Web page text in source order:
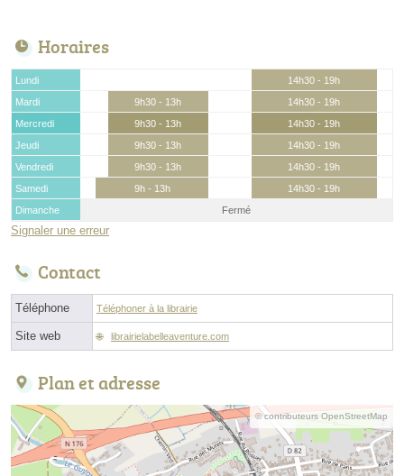
Horaires
Lundi
14h30 - 19h
Mardi
9h30 - 13h
14h30 - 19h
Mercredi
9h30 - 13h
14h30 - 19h
Jeudi
9h30 - 13h
14h30 - 19h
Vendredi
9h30 - 13h
14h30 - 19h
Samedi
9h - 13h
14h30 - 19h
Dimanche
Fermé
Signaler une erreur
Contact
Téléphone Téléphoner à la librairie
Site web librairielabelleaventure.com
Plan et adresse
© contributeurs OpenStreetMap